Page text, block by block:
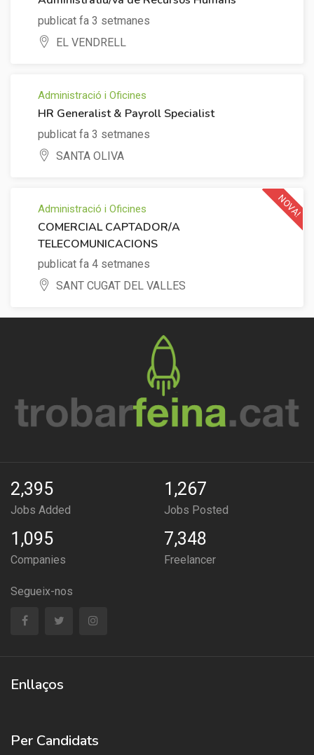
publicat fa 3 setmanes
EL VENDRELL
Administració i Oficines
HR Generalist & Payroll Specialist
publicat fa 3 setmanes
SANTA OLIVA
Administració i Oficines
COMERCIAL CAPTADOR/A
TELECOMUNICACIONS
publicat fa 4 setmanes
SANT CUGAT DEL VALLES
NOVA!
2,395
Jobs Added
1,267
Jobs Posted
1,095
Companies
7,348
Freelancer
Segueix-nos
Enllaços
Per Candidats